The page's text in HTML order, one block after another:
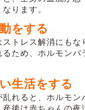
ります。
をする
ストレス解消にもな
るため、ホルモンバ
生活をする
乱れると、ホルモン